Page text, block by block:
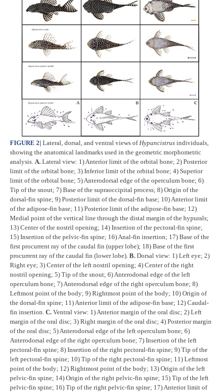
FIGURE 2| Lateral, dorsal, and ventral views ofHypancistrus individuals,
showing the anatomical landmarks used in the geometric morphometric
analysis. A. Lateral view: 1) Anterior limit of the orbital bone; 2) Posterior
limit of the orbital bone; 3) Inferior limit of the orbital bone; 4) Superior
limit of the orbital bone; 5) Anterodorsal edge of the operculum bone; 6)
Tip of the snout; 7) Base of the supraoccipital process; 8) Origin of the
dorsal-fin spine; 9) Posterior limit of the dorsal-fin base; 10) Anterior limit
of the adipose-fin base; 11) Posterior limit of the adipose-fin base; 12)
Medial point of the vertical line through the distal margin of the hypurals;
13) Center of the nostril opening; 14) Insertion of the pectoral-fin spine;
15) Insertion of the pelvic-fin spine; 16) Anal-fin insertion; 17) Base of the
first procurrent ray of the caudal fin (upper lobe); 18) Base of the first
procurrent ray of the caudal fin (lower lobe). B. Dorsal view: 1) Left eye; 2)
Right eye; 3) Center of the left nostril opening; 4) Center of the right
nostril opening; 5) Tip of the snout; 6) Anterodorsal edge of the left
operculum bone; 7) Anterodorsal edge of the right operculum bone; 8)
Leftmost point of the body; 9) Rightmost point of the body; 10) Origin of
the dorsal-fin spine; 11) Anterior limit of the adipose-fin base; 12) Caudal-
fin insertion. C. Ventral view: 1) Anterior margin of the oral disc; 2) Left
margin of the oral disc; 3) Right margin of the oral disc; 4) Posterior margin
of the oral disc; 5) Anterodorsal edge of the left operculum bone; 6)
Anterodorsal edge of the right operculum bone; 7) Insertion of the left
pectoral-fin spine; 8) Insertion of the right pectoral-fin spine; 9) Tip of the
left pectoral-fin spine; 10) Tip of the right pectoral-fin spine; 11) Leftmost
point of the body; 12) Rightmost point of the body; 13) Origin of the left
pelvic-fin spine; 14) Origin of the right pelvic-fin spine; 15) Tip of the left
pelvic-fin spine; 16) Tip of the right pelvic-fin spine; 17) Anterior limit of